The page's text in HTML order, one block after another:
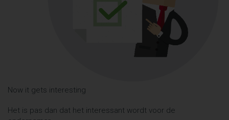
Now it gets interesting
Het is pas dan dat het interessant wordt voor de